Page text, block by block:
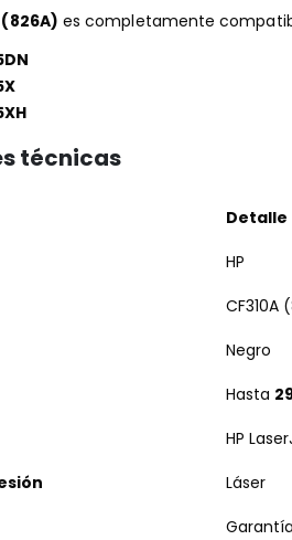
(826A) es completamente
técnicas
Detalle
HP
CF310A
Negro
Hasta
HP
Láser